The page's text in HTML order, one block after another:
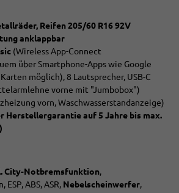
Reifen 205/60 R16 92V
anklappbar
(Wireless App-Connect
über Smartphone-Apps wie Google
möglich), 8 Lautsprecher, USB-C
vorne mit "Jumbobox")
vorn, Waschwasserstandanzeige)
Herstellergarantie auf 5 Jahre bis max.
City-Notbremsfunktion,
ABS, ASR, Nebelscheinwerfer,